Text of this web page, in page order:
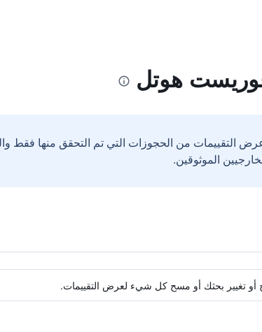
هوتل
التقييمات من الحجوزات التي تم التحقق منها فقط
أو تغيير بحثك أو مسح كل شيء لعرض التقييمات.